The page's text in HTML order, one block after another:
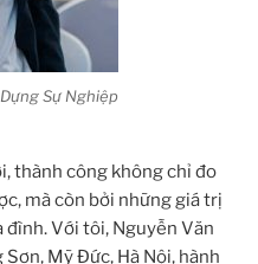
Sự Nghiệp
thành công không chỉ đo
mà còn bởi những giá trị
đình. Với tôi, Nguyễn Văn
Mỹ Đức, Hà Nội, hành